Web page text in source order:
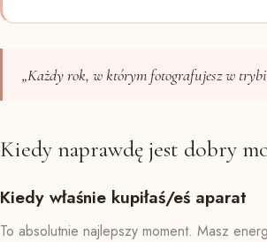
„Każdy rok, w którym fotografujesz w
Kiedy naprawdę jest dobry
Kiedy właśnie kupiłaś/eś aparat
To absolutnie najlepszy moment. Masz